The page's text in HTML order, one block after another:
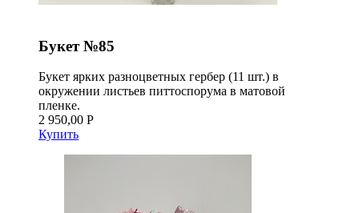
Букет №85
Букет ярких разноцветных гербер (11 шт.) в
окружении листьев питтоспорума в матовой
пленке.
2 950,00 Р
Купить